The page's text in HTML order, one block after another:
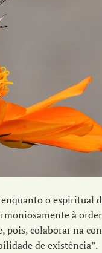
o espiritual
à
colaborar na
de existência”.